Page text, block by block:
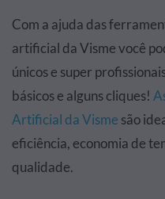
Com a ajuda das
artificial da Visme você
únicos e super
básicos e alguns cliques!
Artificial da Visme são
eficiência, economia de
qualidade.